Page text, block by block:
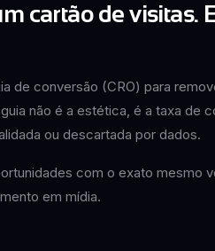
cartão de visitas.
de conversão (CRO) para
não é a estética, é a taxa de
ou descartada por dados.
com o exato mesmo
em mídia.